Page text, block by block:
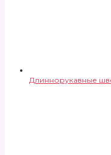
Длиннорукавные